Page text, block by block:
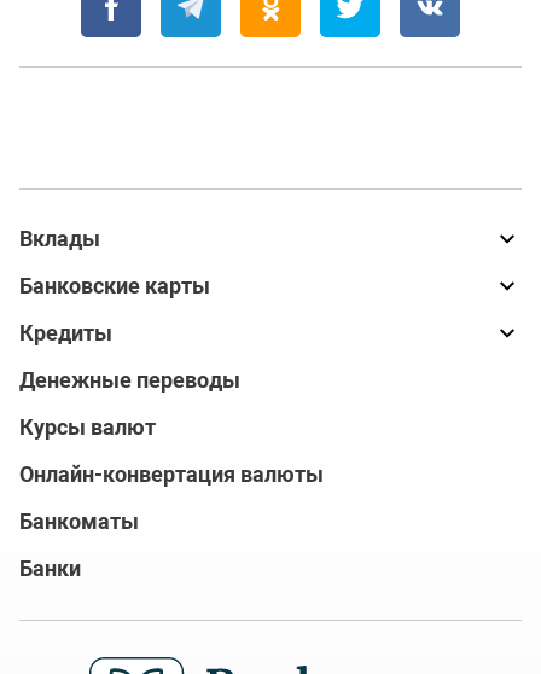
Вклады
Банковские карты
Кредиты
Денежные переводы
Курсы валют
Онлайн-конвертация валюты
Банкоматы
Банки